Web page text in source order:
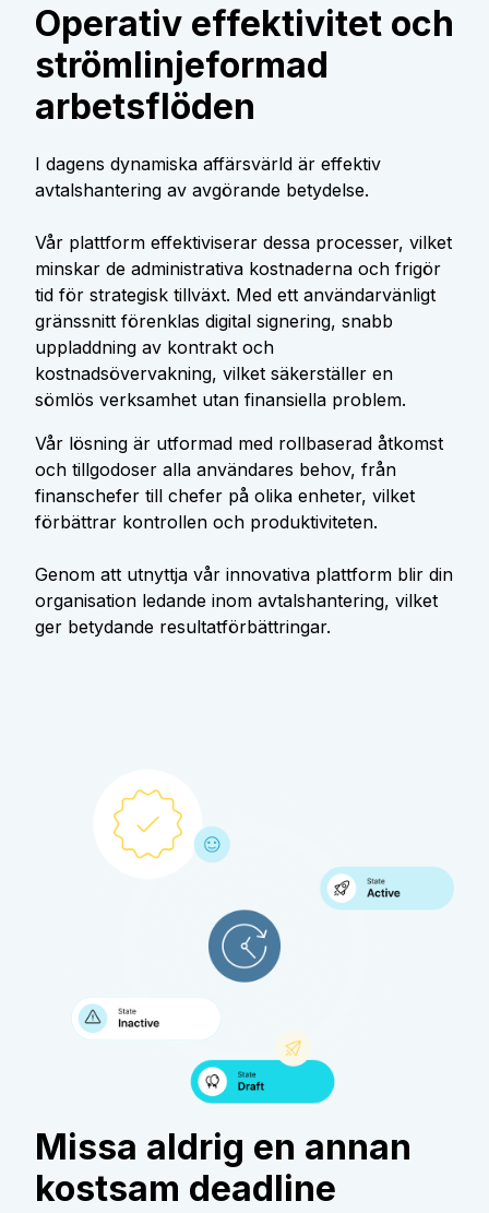
Operativ effektivitet och
strömlinjeformad
arbetsflöden
I dagens dynamiska affärsvärld är effektiv
avtalshantering av avgörande betydelse.
Vår plattform effektiviserar dessa processer, vilket
minskar de administrativa kostnaderna och frigör
tid för strategisk tillväxt. Med ett användarvänligt
gränssnitt förenklas digital signering, snabb
uppladdning av kontrakt och
kostnadsövervakning, vilket säkerställer en
sömlös verksamhet utan finansiella problem.
Vår lösning är utformad med rollbaserad åtkomst
och tillgodoser alla användares behov, från
finanschefer till chefer på olika enheter, vilket
förbättrar kontrollen och produktiviteten.
Genom att utnyttja vår innovativa plattform blir din
organisation ledande inom avtalshantering, vilket
ger betydande resultatförbättringar.
Missa aldrig en annan
kostsam deadline